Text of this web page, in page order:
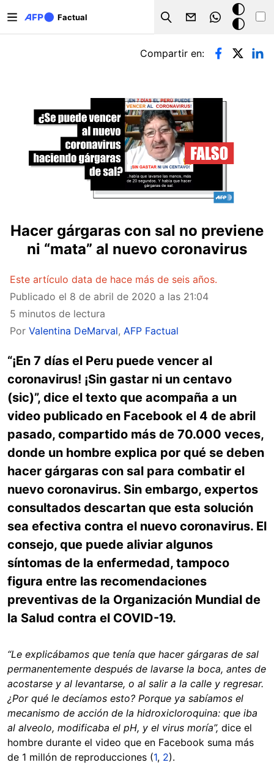
Factual
Search
Modo
oscuro
Solapas principales
Compartir en:
Hacer gárgaras con sal no previene
ni “mata” al nuevo coronavirus
Este artículo data de hace más de seis años.
Publicado el 8 de abril de 2020 a las 21:04
5 minutos de lectura
Por Valentina DeMarval, AFP Factual
“¡En 7 días el Peru puede vencer al
coronavirus! ¡Sin gastar ni un centavo
(sic)”, dice el texto que acompaña a un
video publicado en Facebook el 4 de abril
pasado, compartido más de 70.000 veces,
donde un hombre explica por qué se deben
hacer gárgaras con sal para combatir el
nuevo coronavirus. Sin embargo, expertos
consultados descartan que esta solución
sea efectiva contra el nuevo coronavirus. El
consejo, que puede aliviar algunos
síntomas de la enfermedad, tampoco
figura entre las recomendaciones
preventivas de la Organización Mundial de
la Salud contra el COVID-19.
“Le explicábamos que tenía que hacer gárgaras de sal
permanentemente después de lavarse la boca, antes de
acostarse y al levantarse, o al salir a la calle y regresar.
¿Por qué le decíamos esto? Porque ya sabíamos el
mecanismo de acción de la hidroxicloroquina: que iba
al alveolo, modificaba el pH, y el virus moría”, dice el
hombre durante el video que en Facebook suma más
de 1 millón de reproducciones (1, 2).